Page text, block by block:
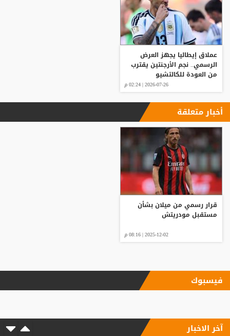
عملاق إيطاليا يجهز العرض
الرسمي.. نجم الأرجنتين يقترب
من العودة للكالتشيو
2026-07-26 | 02:24 م
أخبار متعلقة
قرار رسمي من ميلان بشأن
مستقبل مودريتش
2025-12-02 | 08:16 م
فيسبوك
آخر الاخبار